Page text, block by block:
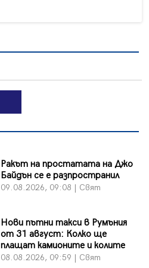
Ракът на простатата на Джо
Байдън се е разпространил
09.08.2026, 09:08 | Свят
Нови пътни такси в Румъния
от 31 август: Колко ще
плащат камионите и колите
08.08.2026, 09:59 | Свят